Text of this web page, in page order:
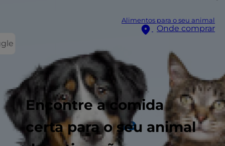
Alimentos para o seu animal
Onde comprar
Encontre a comida
certa para o seu animal
Idade